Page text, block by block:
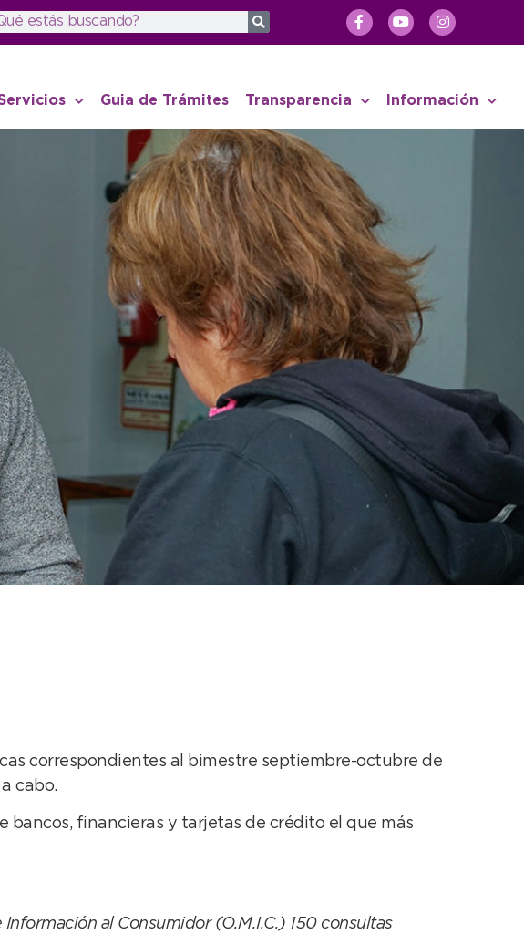
Guia de Trámites Transparencia Información
correspondientes al bimestre septiembre-octubre de
cabo.
bancos, financieras y tarjetas de crédito el que más
al Consumidor (O.M.I.C.) 150 consultas